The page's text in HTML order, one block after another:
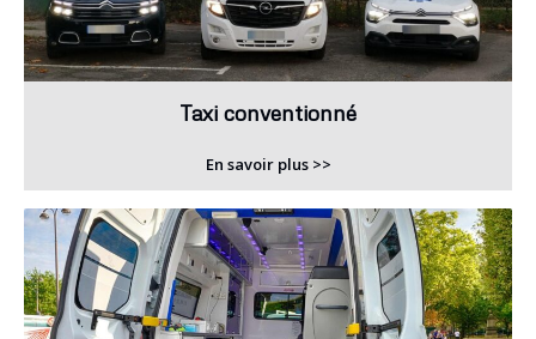
Taxi conventionné
En savoir plus >>